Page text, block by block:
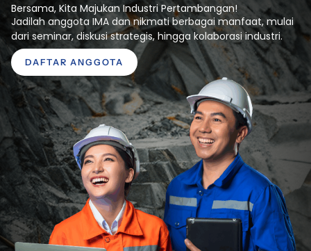
Bersama, Kita Majukan Industri Pertambangan!
Jadilah anggota IMA dan nikmati berbagai manfaat, mulai
dari seminar, diskusi strategis, hingga kolaborasi industri.
DAFTAR ANGGOTA